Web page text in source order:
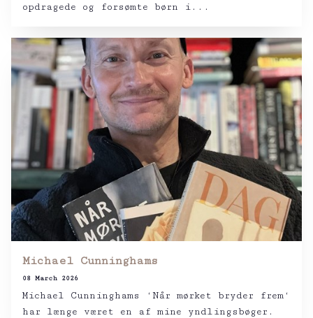
opdragede og forsømte børn i...
Michael Cunninghams
08 March 2026
Michael Cunninghams ‘Når mørket bryder frem‘
har længe været en af mine yndlingsbøger.